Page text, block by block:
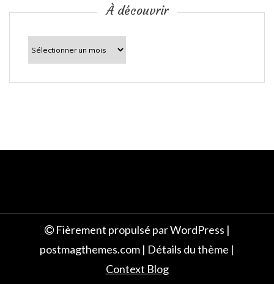
c
À découvrir
découvrir
Fièrement propulsé par WordPress |
postmagthemes.com | Détails du thème |
Context Blog